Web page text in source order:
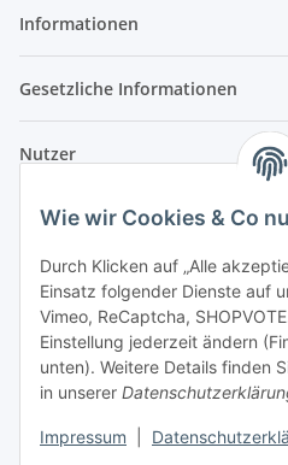
Wie wir Cookies & Co
Durch Klicken auf „Alle
Einsatz folgender Dienste auf
Vimeo, ReCaptcha,
Einstellung jederzeit ändern
unten). Weitere Details finden
in unserer
Impressum
Informationen
Gesetzliche Informationen
Nutzer